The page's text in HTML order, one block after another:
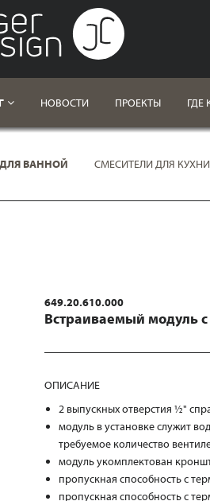
НОВОСТИ ПРОЕКТЫ ГДЕ
ВАННОЙ СМЕСИТЕЛИ ДЛЯ КУХНИ
649.20.610.000
Встраиваемый модуль
ОПИСАНИЕ
2 выпускных отверстия ½"
модуль в установке служит
требуемое количество
модуль укомплектован
пропускная способность с
пропускная способность с